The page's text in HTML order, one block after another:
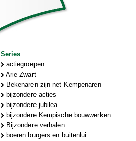
Series
actiegroepen
Arie Zwart
Bekenaren zijn net Kempenaren
bijzondere acties
bijzondere jubilea
bijzondere Kempische bouwwerken
Bijzondere verhalen
boeren burgers en buitenlui